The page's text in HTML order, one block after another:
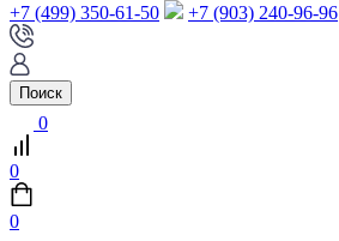
+7 (499) 350-61-50 +7 (903) 240-96-96
Поиск
0
0
0